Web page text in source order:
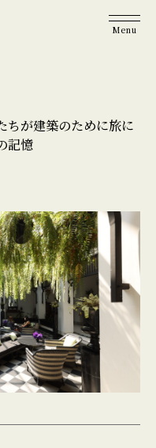
furnitureStory
ちが建築のために旅に
記憶